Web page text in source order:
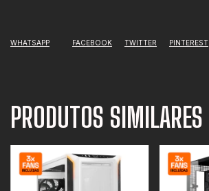
WHATSAPP FACEBOOK TWITTER PINTEREST
PRODUTOS SIMILARES